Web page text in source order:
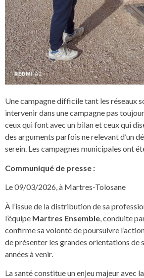
Une campagne difficile tant les réseaux
intervenir dans une campagne pas
ceux qui font avec un bilan et ceux qui
des arguments parfois ne relevant d’un
serein. Les campagnes municipales ont
Communiqué de presse :
Le 09/03/2026, à Martres-Tolosane
À l’issue de la distribution de sa
l’équipe Martres Ensemble , conduite
confirme sa volonté de poursuivre
de présenter les grandes orientations de
années à venir.
La santé constitue un enjeu majeur avec